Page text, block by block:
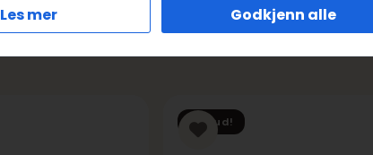
Tilbud!
Les mer Godkjenn alle